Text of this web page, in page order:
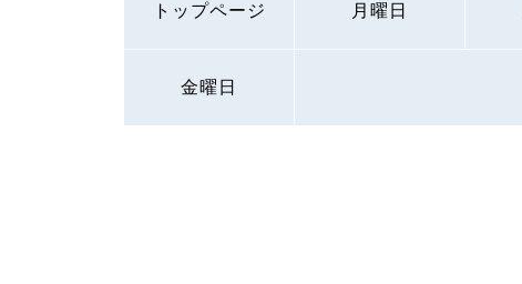
トップページ 月曜日
金曜日